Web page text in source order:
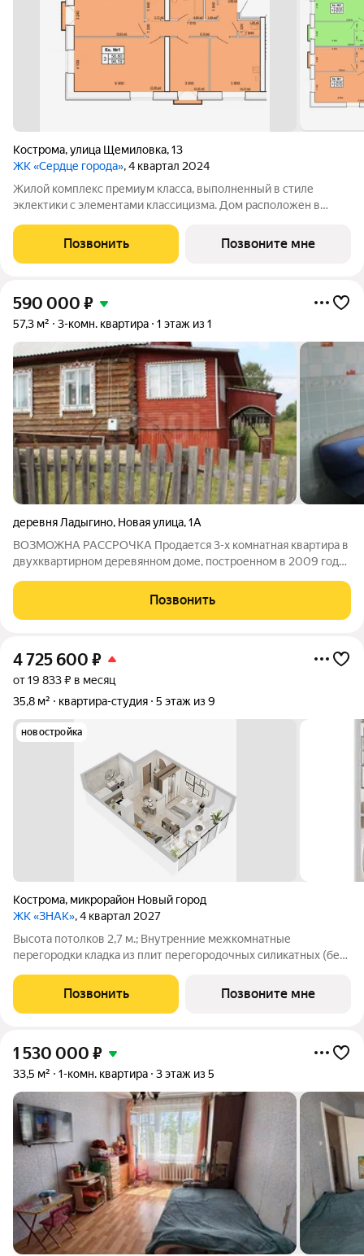
Кострома,улица Щемиловка,13
ЖК «Сердце города», 4 квартал 2024
Жилой комплекс премиум класса, выполненный в стиле
эклектики с элементами классицизма. Дом расположен в
любоваться красотой архитектурного ансамбля торговых
рядов, прекрасной набережной и другими
Позвонить Позвоните мне
590 000 ₽
57,3 м² 3-комн. квартира 1 этаж из 1
деревня Ладыгино, Новая улица,1А
ВОЗМОЖНА РАССРОЧКА Продается 3-х комнатная квартира в
двухквартирном деревянном доме, построенном в 2009 году,
Просторная кухня площадью 9 кв.м. станет отличным местом
для кулинарных экспериментов
Позвонить
4 725 600 ₽
от 19 833 ₽ в месяц
35,8 м²
квартира-студия 5 этаж из 9
новостройка
Кострома, микрорайон Новый город
ЖК «ЗНАК», 4 квартал 2027
Высота потолков 2,7 м.; Внутренние межкомнатные
перегородки кладка из плит перегородочных силикатных (без
облицовочного кирпича и поризованного керамического
камня, оштукатуренные изнутри
Позвонить Позвоните мне
1 530 000 ₽
33,5 м² 1-комн. квартира 3 этаж из 5